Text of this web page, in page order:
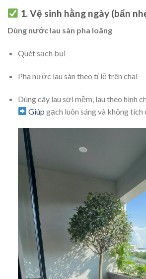
1. Vệ sinh hằng ngày (bẩn
Dùng nước lau sàn pha loãng
Quét sạch bụi
Pha nước lau sàn theo tỉ lệ trên chai
Dùng cây lau sợi mềm, lau theo hình
Giúp gạch luôn sáng và không tích